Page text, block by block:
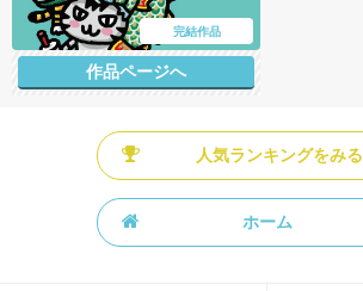
完結作品
作品ページへ
人気ランキングをみる
ホーム